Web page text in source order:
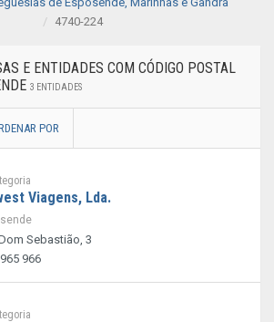
4740-224
E ENTIDADES COM CÓDIGO POSTAL
3 ENTIDADES
POR
Viagens, Lda.
Sebastião, 3
966